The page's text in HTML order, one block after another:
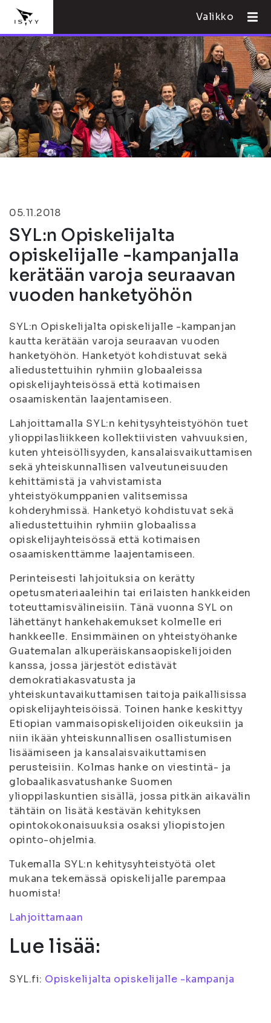
Valikko
05.11.2018
SYL:n Opiskelijalta
opiskelijalle -kampanjalla
kerätään varoja seuraavan
vuoden hanketyöhön
SYL:n Opiskelijalta opiskelijalle -kampanjan
kautta kerätään varoja seuraavan vuoden
hanketyöhön. Hanketyöt kohdistuvat sekä
aliedustettuihin ryhmiin globaaleissa
opiskelijayhteisössä että kotimaisen
osaamiskentän laajentamiseen.
Lahjoittamalla SYL:n kehitysyhteistyöhön tuet
ylioppilasliikkeen kollektiivisten vahvuuksien,
kuten yhteisöllisyyden, kansalaisvaikuttamisen
sekä yhteiskunnallisen valveutuneisuuden
kehittämistä ja vahvistamista
yhteistyökumppanien valitsemissa
kohderyhmissä. Hanketyö kohdistuvat sekä
aliedustettuihin ryhmiin globaalissa
opiskelijayhteisössä että kotimaisen
osaamiskenttämme laajentamiseen.
Perinteisesti lahjoituksia on kerätty
opetusmateriaaleihin tai erilaisten hankkeiden
toteuttamisvälineisiin. Tänä vuonna SYL on
lähettänyt hankehakemukset kolmelle eri
hankkeelle. Ensimmäinen on yhteistyöhanke
Guatemalan alkuperäiskansaopiskelijoiden
kanssa, jossa järjestöt edistävät
demokratiakasvatusta ja
yhteiskuntavaikuttamisen taitoja paikallisissa
opiskelijayhteisöissä. Toinen hanke keskittyy
Etiopian vammaisopiskelijoiden oikeuksiin ja
niin ikään yhteiskunnallisen osallistumisen
lisäämiseen ja kansalaisvaikuttamisen
perusteisiin. Kolmas hanke on viestintä- ja
globaalikasvatushanke Suomen
ylioppilaskuntien sisällä, jossa pitkän aikavälin
tähtäin on lisätä kestävän kehityksen
opintokokonaisuuksia osaksi yliopistojen
opinto-ohjelmia.
Tukemalla SYL:n kehitysyhteistyötä olet
mukana tekemässä opiskelijalle parempaa
huomista!
Lahjoittamaan
Lue lisää:
SYL.fi: Opiskelijalta opiskelijalle -kampanja